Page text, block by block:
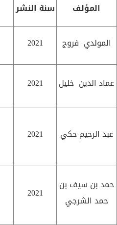
المؤلف سنة النشر
المولدي فروج 2021
عماد الدين خليل 2021
عبد الرحيم حكي 2021
حمد بن سيف بن
حمد الشرجي
2021